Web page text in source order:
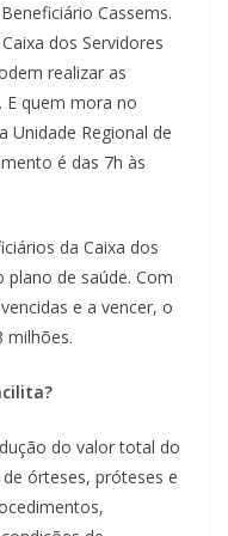
Cassems.
dos Servidores
realizar as
E quem mora no
Unidade Regional de
é das 7h às
da Caixa dos
de saúde. Com
e a vencer, o
milhões.
do valor total do
órteses, próteses e